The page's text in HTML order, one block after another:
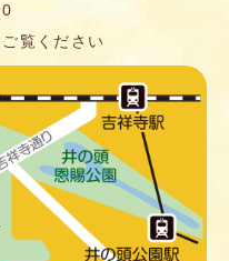
覧ください